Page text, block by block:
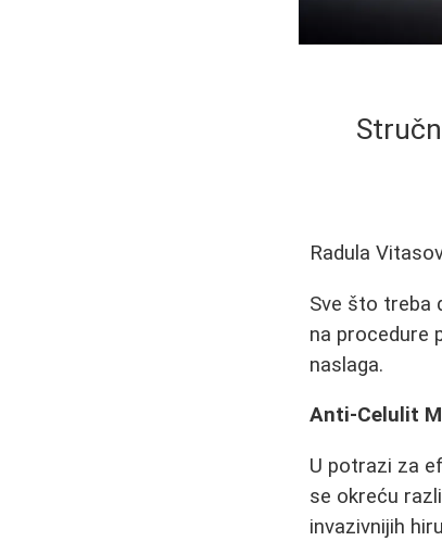
Radula
Sve što treba
na procedure
naslaga.
Anti-Celulit
U potrazi za
se okreću
invazivnijih